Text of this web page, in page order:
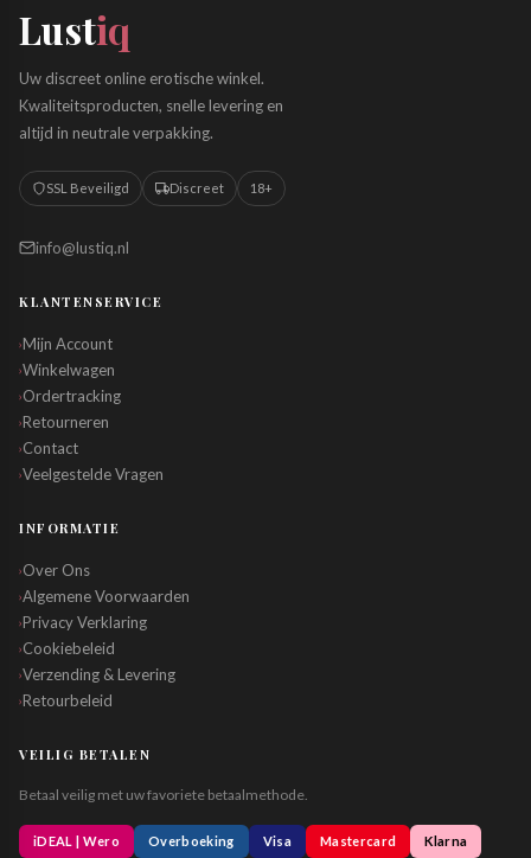
Lustiq
Uw discreet online erotische winkel.
Kwaliteitsproducten, snelle levering en
altijd in neutrale verpakking.
SSL Beveiligd Discreet 18+
info@lustiq.nl
KLANTENSERVICE
›Mijn Account
›Winkelwagen
›Ordertracking
›Retourneren
›Contact
›Veelgestelde Vragen
INFORMATIE
›Over Ons
›Algemene Voorwaarden
›Privacy Verklaring
›Cookiebeleid
›Verzending & Levering
›Retourbeleid
VEILIG BETALEN
Betaal veilig met uw favoriete betaalmethode.
iDEAL | Wero Overboeking Visa Mastercard Klarna